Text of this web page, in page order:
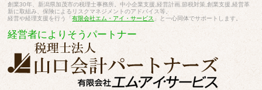
創業30年、新潟県加茂市の税理士事務所。中小企業支援,経営計画,節税対策,創業支援,経営革
新に取組み、保険によるリスクマネジメントのアドバイス等。
経営や経理支援を行う「有限会社エム・アイ・サービス 」と一心同体でサポートします。
経営者によりそうパートナー